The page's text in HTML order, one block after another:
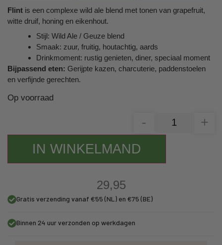
Flint is een complexe wild ale blend met tonen van grapefruit,
witte druif, honing en eikenhout.
Stijl: Wild Ale / Geuze blend
Smaak: zuur, fruitig, houtachtig, aards
Drinkmoment: rustig genieten, diner, speciaal moment
Bijpassend eten: Gerijpte kazen, charcuterie, paddenstoelen
en verfijnde gerechten.
Op voorraad
-
+
IN WINKELMAND
29,95
Gratis verzending vanaf €55 (NL) en €75 (BE)
Binnen 24 uur verzonden op werkdagen